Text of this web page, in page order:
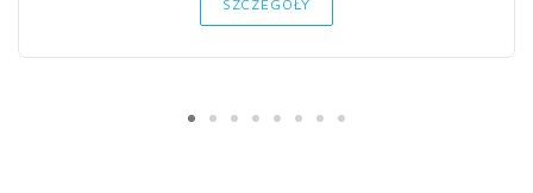
SZCZEGÓŁY